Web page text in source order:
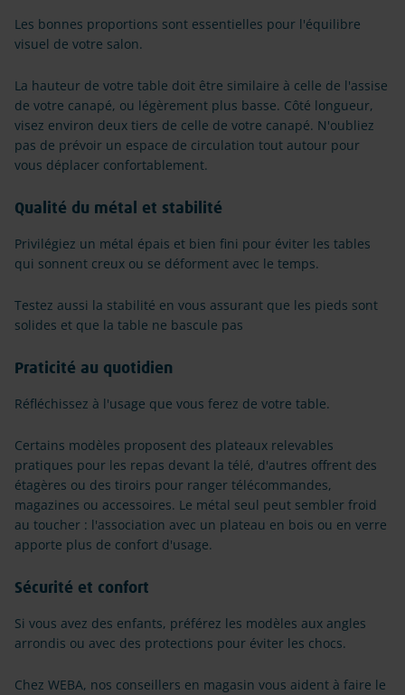
Les bonnes proportions sont essentielles pour l'équilibre
visuel de votre salon.
La hauteur de votre table doit être similaire à celle de l'assise
de votre canapé, ou légèrement plus basse. Côté longueur,
visez environ deux tiers de celle de votre canapé. N'oubliez
pas de prévoir un espace de circulation tout autour pour
vous déplacer confortablement.
Qualité du métal et stabilité
Privilégiez un métal épais et bien fini pour éviter les tables
qui sonnent creux ou se déforment avec le temps.
Testez aussi la stabilité en vous assurant que les pieds sont
solides et que la table ne bascule pas
Praticité au quotidien
Réfléchissez à l'usage que vous ferez de votre table.
Certains modèles proposent des plateaux relevables
pratiques pour les repas devant la télé, d'autres offrent des
étagères ou des tiroirs pour ranger télécommandes,
magazines ou accessoires. Le métal seul peut sembler froid
au toucher : l'association avec un plateau en bois ou en verre
apporte plus de confort d'usage.
Sécurité et confort
Si vous avez des enfants, préférez les modèles aux angles
arrondis ou avec des protections pour éviter les chocs.
Chez WEBA, nos conseillers en magasin vous aident à faire le